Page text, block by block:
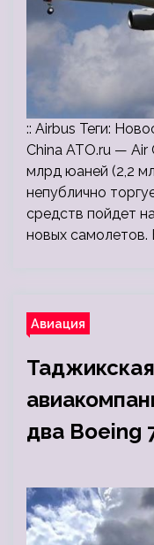
:: Airbus Теги:
China ATO.ru — Air
млрд юаней (2,2
непублично
средств пойдет
новых
Авиация
два Boeing